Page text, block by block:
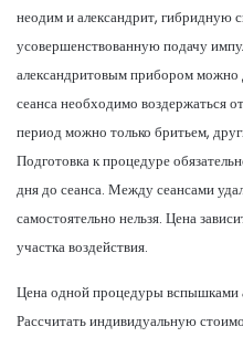
неодим и александрит, гибридную
усовершенствованную подачу
александритовым прибором можно
сеанса необходимо воздержаться
период можно только бритьем,
Подготовка к процедуре
дня до сеанса. Между сеансами
самостоятельно нельзя. Цена
участка воздействия.
Цена одной процедуры вспышками
Рассчитать индивидуальную